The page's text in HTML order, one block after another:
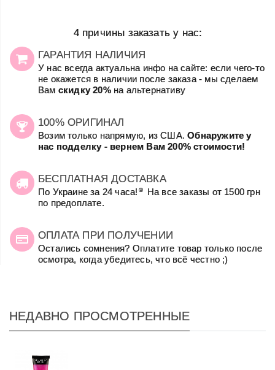
4 причины заказать у нас:
ГАРАНТИЯ НАЛИЧИЯ
У нас всегда актуальна инфо на сайте: если чего-то
не окажется в наличии после заказа - мы сделаем
Вам скидку 20%на альтернативу
100% ОРИГИНАЛ
Возим только напрямую, из США.Обнаружите у
нас подделку - вернем Вам 200% стоимости!
БЕСПЛАТНАЯ ДОСТАВКА
По Украине за 24 часа! ☺
На все заказы от 1500 грн
по предоплате.
ОПЛАТА ПРИ ПОЛУЧЕНИИ
Остались сомнения? Оплатите товар только после
осмотра, когда убедитесь, что всё честно ;)
НЕДАВНО ПРОСМОТРЕННЫЕ